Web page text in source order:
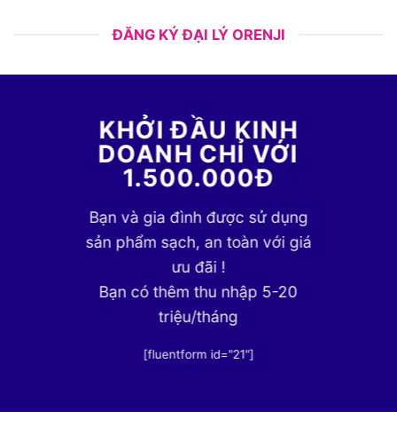
ĐĂNG KÝ ĐẠI LÝ ORENJI
KHỞI ĐẦU KINH
DOANH CHỈ VỚI
1.500.000Đ
Bạn và gia đình được sử dụng
sản phẩm sạch, an toàn với giá
ưu đãi !
Bạn có thêm thu nhập 5-20
triệu/tháng
[fluentform id="21"]